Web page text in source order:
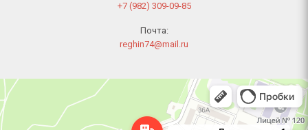
+7 (982) 309-09-85
Почта:
reghin74@mail.ru
Челябинск
Переулок Лермонтова, 1 — Яндекс Карты